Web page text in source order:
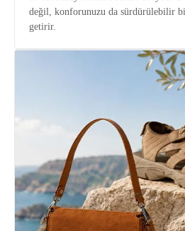
değil, konforunuzu da sürdürülebilir
getirir.